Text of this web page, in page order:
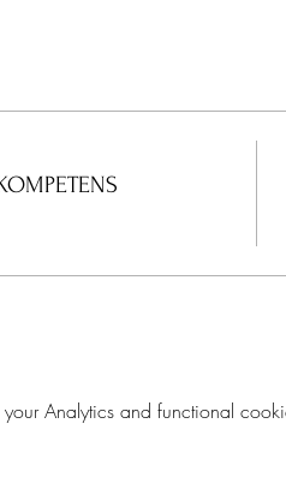
Analytics and functional